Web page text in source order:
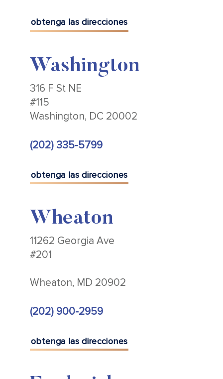
obtenga las direcciones
Washington
316 F St NE
#115
Washington, DC 20002
(202) 335-5799
obtenga las direcciones
Wheaton
11262 Georgia Ave
#201
Wheaton, MD 20902
(202) 900-2959
obtenga las direcciones